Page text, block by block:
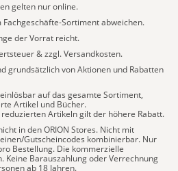
gelten nur online.
Sortiment abweichen.
der Vorrat reicht.
& zzgl. Versandkosten.
grundsätzlich von Aktionen und Rabatten
auf das gesamte Sortiment,
Artikel und Bücher.
Artikeln gilt der höhere Rabatt.
in den ORION Stores. Nicht mit
Gutscheincodes kombinierbar. Nur
Bestellung. Die kommerzielle
Keine Barauszahlung oder Verrechnung
ab 18 Jahren.